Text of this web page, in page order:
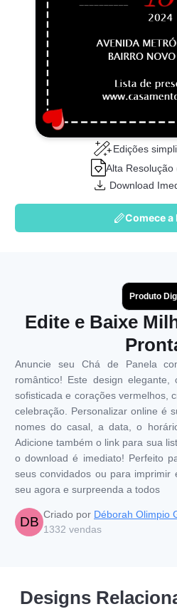
Edições
Alta Resolução
Download
Comece a
Produto
Edite e Baixe
Anuncie seu Chá de Panela
romântico! Este design elegante,
sofisticada e corações vermelhos,
celebração. Personalizar online é
nomes do casal, a data, o
Adicione também o link para sua
o download é imediato! Perfeito
seus convidados ou para
seu agora e surpreenda a todos
DB Criado por Déborah Olimpio
1332 vendas
Designs